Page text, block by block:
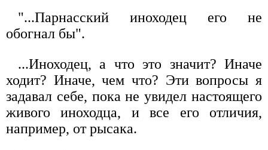
"...Парнасский иноходец его не
обогнал бы".
...Иноходец, а что это значит? Иначе
ходит? Иначе, чем что? Эти вопросы я
задавал себе, пока не увидел настоящего
живого иноходца, и все его отличия,
например, от рысака.